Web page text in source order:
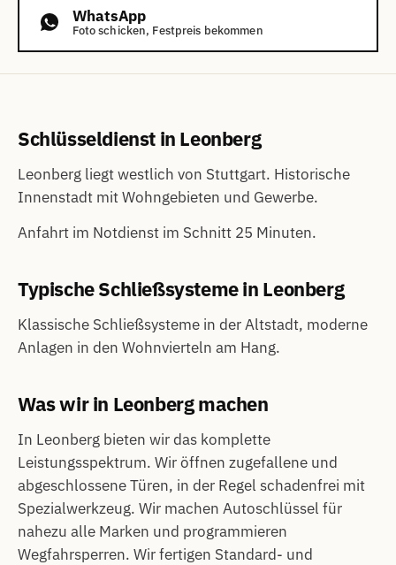
WhatsApp
Foto schicken, Festpreis bekommen
Schlüsseldienst in Leonberg
Leonberg liegt westlich von Stuttgart. Historische
Innenstadt mit Wohngebieten und Gewerbe.
Anfahrt im Notdienst im Schnitt 25 Minuten.
Typische Schließsysteme in Leonberg
Klassische Schließsysteme in der Altstadt, moderne
Anlagen in den Wohnvierteln am Hang.
Was wir in Leonberg machen
In Leonberg bieten wir das komplette
Leistungsspektrum. Wir öffnen zugefallene und
abgeschlossene Türen, in der Regel schadenfrei mit
Spezialwerkzeug. Wir machen Autoschlüssel für
nahezu alle Marken und programmieren
Wegfahrsperren. Wir fertigen Standard- und